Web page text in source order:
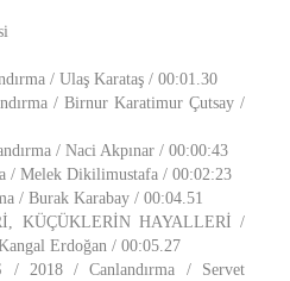
/ Ulaş Karataş / 00:01.30
/ Birnur Karatimur Çutsay /
/ Naci Akpınar / 00:00:43
/ Melek Dikilimustafa / 00:02:23
/ Burak Karabay / 00:04.51
KÜÇÜKLERİN HAYALLERİ /
Erdoğan / 00:05.27
/ 2018 / Canlandırma / Servet